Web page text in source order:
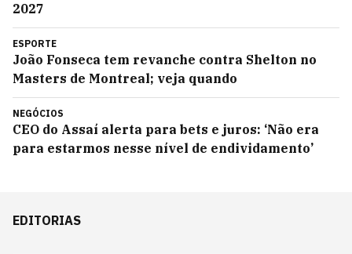
2027
ESPORTE
João Fonseca tem revanche contra Shelton no
Masters de Montreal; veja quando
NEGÓCIOS
CEO do Assaí alerta para bets e juros: ‘Não era
para estarmos nesse nível de endividamento’
EDITORIAS